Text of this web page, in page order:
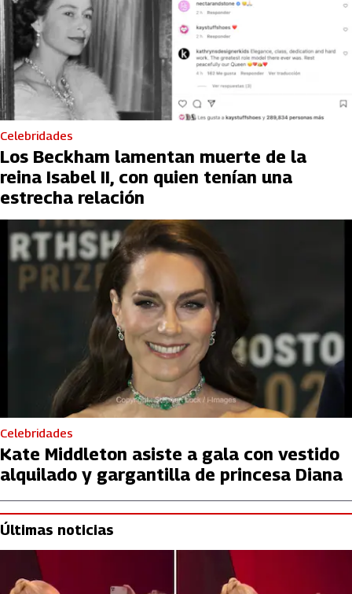
Celebridades
Los Beckham lamentan muerte de la
reina Isabel II, con quien tenían una
estrecha relación
Celebridades
Kate Middleton asiste a gala con vestido
alquilado y gargantilla de princesa Diana
Últimas noticias